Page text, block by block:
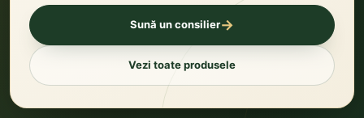
Sună un consilier→
Vezi toate produsele